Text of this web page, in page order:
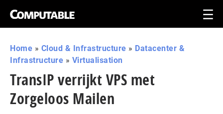
Home » Cloud & Infrastructure » Datacenter &
Infrastructure » Virtualisation
TransIP verrijkt VPS met
Zorgeloos Mailen